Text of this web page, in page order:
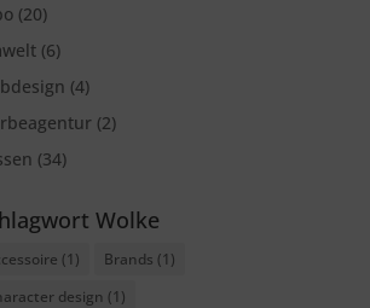
(20)
(6)
(4)
(2)
(34)
Wolke
(1) Brands (1)
design (1)